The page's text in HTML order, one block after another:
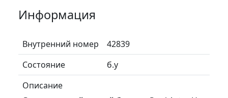
Информация
Внутренний номер
42839
Состояние
б.у
Описание